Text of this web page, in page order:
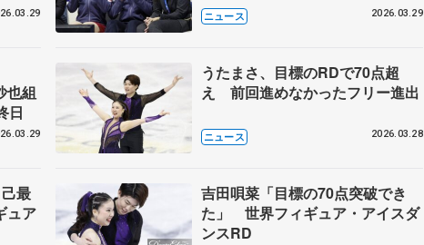
ニュース 2026.03.29
也組
日
うたまさ、目標のRDで70点超
え 前回進めなかったフリー進出
ニュース 2026.03.28
最
ュア
吉田唄菜「目標の70点突破でき
た」 世界フィギュア・アイスダ
ンスRD